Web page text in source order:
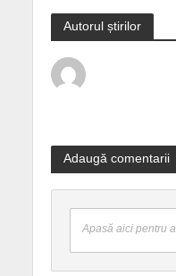
Autorul știrilor
Adaugă comentarii
Apasă aici pentru